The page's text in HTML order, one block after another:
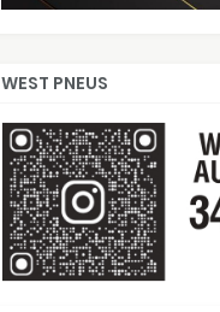
WEST PNEUS